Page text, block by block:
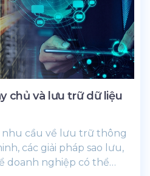
chủ và lưu trữ dữ liệu
nhu cầu về lưu trữ thông
các giải pháp sao lưu,
doanh nghiệp có thể